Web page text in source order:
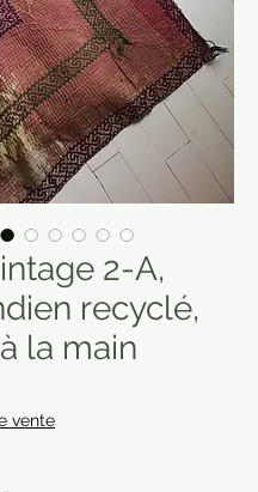
2-A,
recyclé,
la main
vente